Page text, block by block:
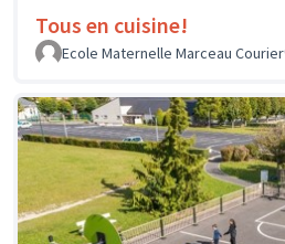
Tous en cuisine!
Ecole Maternelle Marceau Courier